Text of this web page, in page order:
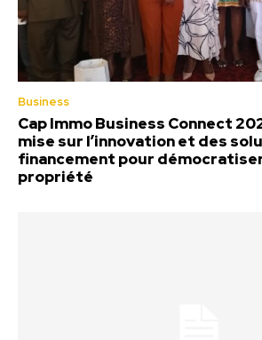
Business
Cap Immo Business Connect
mise sur l’innovation et des
financement pour démocratiser
propriété